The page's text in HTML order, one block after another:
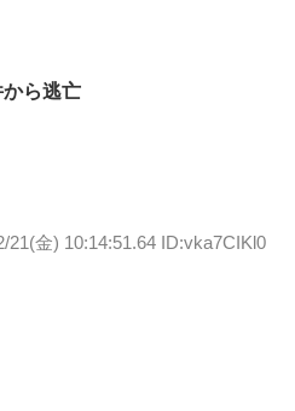
ら逃亡
21(金) 10:14:51.64 ID:vka7CIKl0